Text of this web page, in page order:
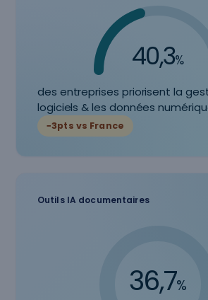
40,3%
des entreprises priorisent la
logiciels & les données
−3pts vs France
Outils IA documentaires
36,7%